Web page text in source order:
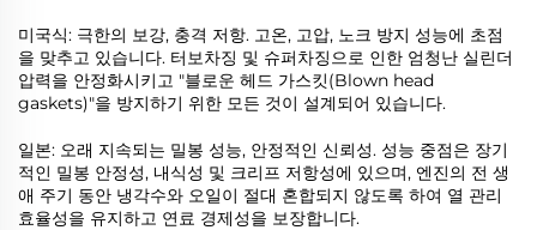
미국식: 극한의 보강, 충격 저항. 고온, 고압, 노크 방지 성능에 초점
을 맞추고 있습니다. 터보차징 및 슈퍼차징으로 인한 엄청난 실린더
압력을 안정화시키고 "블로운 헤드 가스킷(Blown head
gaskets)"을 방지하기 위한 모든 것이 설계되어 있습니다.
일본: 오래 지속되는 밀봉 성능, 안정적인 신뢰성. 성능 중점은 장기
적인 밀봉 안정성, 내식성 및 크리프 저항성에 있으며, 엔진의 전 생
애 주기 동안 냉각수와 오일이 절대 혼합되지 않도록 하여 열 관리
효율성을 유지하고 연료 경제성을 보장합니다.